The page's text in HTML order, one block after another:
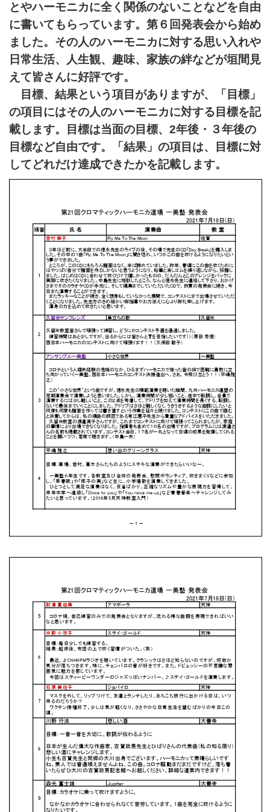
とやハーモニカに全く関係のないことなどを自由
に書いてもらっています。第６回発表会から始め
ました。その人のハーモニカに対する思い入れや
日常生活、人生観、趣味、家族の絆などが垣間見
えて皆さんに好評です。
目標、結果という項目がありますが、「目標」
の項目にはその人のハーモニカに対する目標を記
載します。目標は当面の目標、2年後・３年後の
目標など自由です。「結果」の項目は、目標に対
してどれだけ達成できたかを記載します。